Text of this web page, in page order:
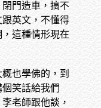
門造車，搞不
英文，不懂得
這種情形現在
也學佛的，到
笑話給我們
老師跟他談，